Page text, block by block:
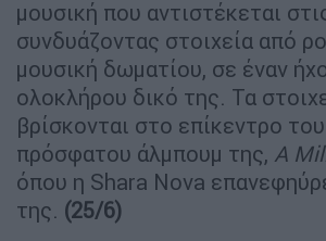
μουσική που αντιστέκεται
συνδυάζοντας στοιχεία από
μουσική δωματίου, σε έναν
ολοκλήρου δικό της. Τα
βρίσκονται στο επίκεντρο
πρόσφατου άλμπουμ της, A
όπου η Shara Nova
της. (25/6)